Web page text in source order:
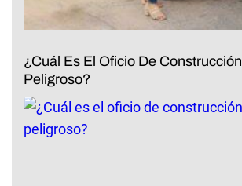
¿Cuál Es El Oficio De
Peligroso?